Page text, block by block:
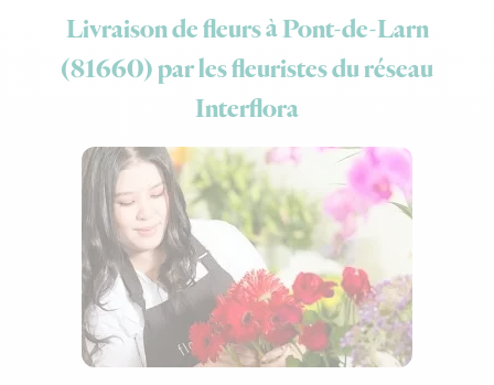
Livraison de fleurs à Pont-de-Larn
(81660) par les fleuristes du réseau
Interflora